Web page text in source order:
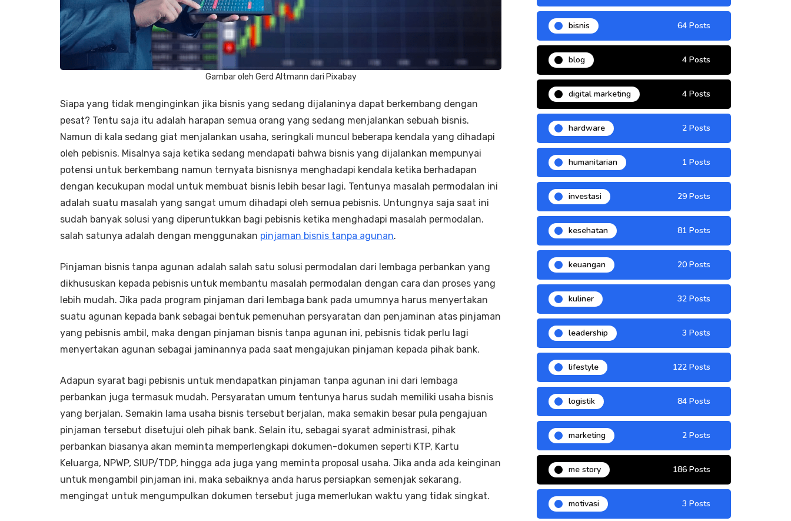
Gambar oleh Gerd Altmann dari Pixabay
Siapa yang tidak menginginkan jika bisnis yang sedang dijalaninya dapat berkembang dengan
pesat? Tentu saja itu adalah harapan semua orang yang sedang menjalankan sebuah bisnis.
Namun di kala sedang giat menjalankan usaha, seringkali muncul beberapa kendala yang dihadapi
oleh pebisnis. Misalnya saja ketika sedang mendapati bahwa bisnis yang dijalankan mempunyai
potensi untuk berkembang namun ternyata bisnisnya menghadapi kendala ketika berhadapan
dengan kecukupan modal untuk membuat bisnis lebih besar lagi. Tentunya masalah permodalan ini
adalah suatu masalah yang sangat umum dihadapi oleh semua pebisnis. Untungnya saja saat ini
sudah banyak solusi yang diperuntukkan bagi pebisnis ketika menghadapi masalah permodalan.
salah satunya adalah dengan menggunakan pinjaman bisnis tanpa agunan.
Pinjaman bisnis tanpa agunan adalah salah satu solusi permodalan dari lembaga perbankan yang
dikhususkan kepada pebisnis untuk membantu masalah permodalan dengan cara dan proses yang
lebih mudah. Jika pada program pinjaman dari lembaga bank pada umumnya harus menyertakan
suatu agunan kepada bank sebagai bentuk pemenuhan persyaratan dan penjaminan atas pinjaman
yang pebisnis ambil, maka dengan pinjaman bisnis tanpa agunan ini, pebisnis tidak perlu lagi
menyertakan agunan sebagai jaminannya pada saat mengajukan pinjaman kepada pihak bank.
Adapun syarat bagi pebisnis untuk mendapatkan pinjaman tanpa agunan ini dari lembaga
perbankan juga termasuk mudah. Persyaratan umum tentunya harus sudah memiliki usaha bisnis
yang berjalan. Semakin lama usaha bisnis tersebut berjalan, maka semakin besar pula pengajuan
pinjaman tersebut disetujui oleh pihak bank. Selain itu, sebagai syarat administrasi, pihak
perbankan biasanya akan meminta memperlengkapi dokumen-dokumen seperti KTP, Kartu
Keluarga, NPWP, SIUP/TDP, hingga ada juga yang meminta proposal usaha. Jika anda ada keinginan
untuk mengambil pinjaman ini, maka sebaiknya anda harus persiapkan semenjak sekarang,
mengingat untuk mengumpulkan dokumen tersebut juga memerlukan waktu yang tidak singkat.
bisnis 64 Posts
blog 4 Posts
digital marketing 4 Posts
hardware 2 Posts
humanitarian 1 Posts
investasi 29 Posts
kesehatan 81 Posts
keuangan 20 Posts
kuliner 32 Posts
leadership 3 Posts
lifestyle 122 Posts
logistik 84 Posts
marketing 2 Posts
me story 186 Posts
motivasi 3 Posts